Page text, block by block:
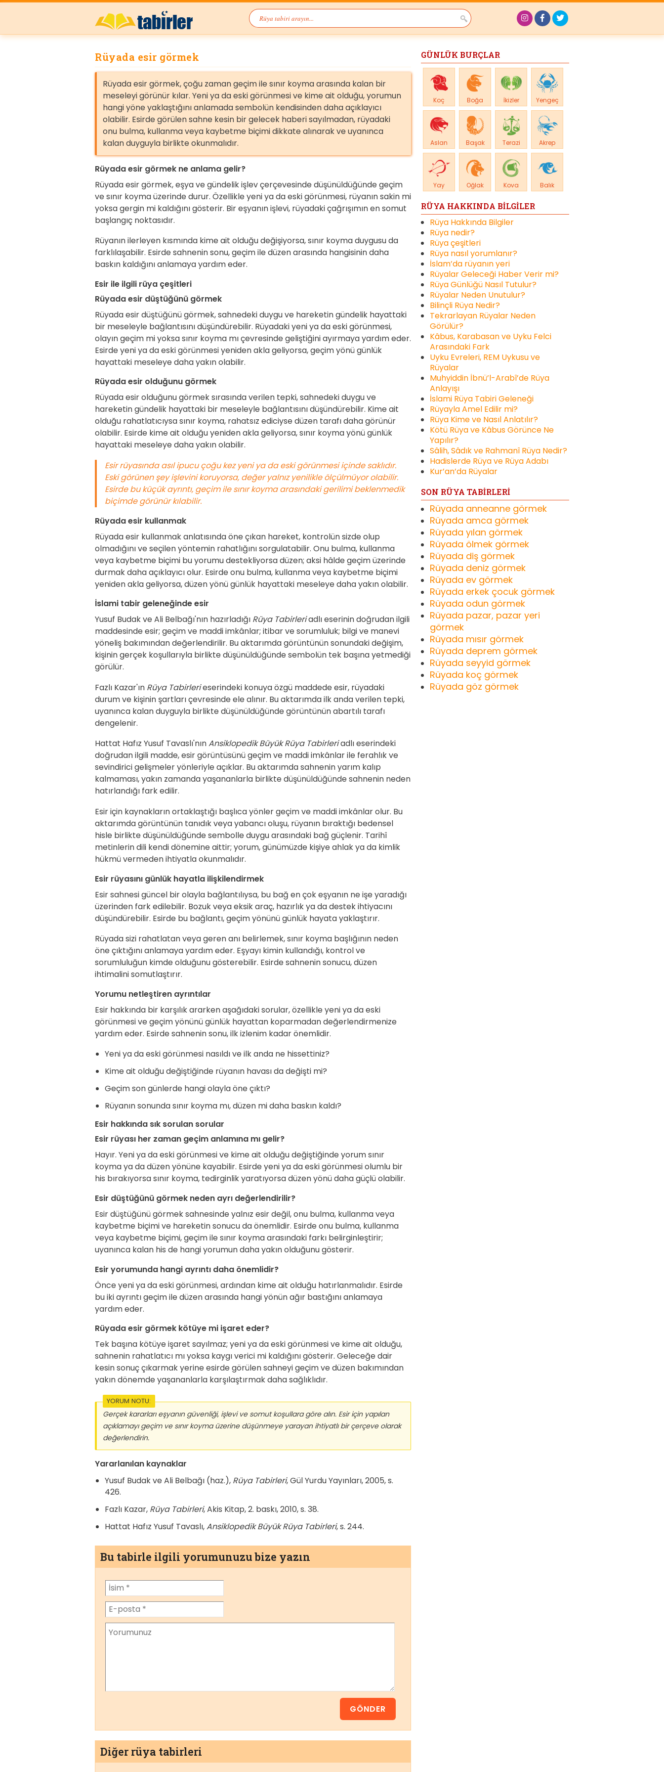
Rüyada esir görmek
Rüyada esir görmek, çoğu zaman geçim ile sınır koyma arasında kalan bir
meseleyi görünür kılar. Yeni ya da eski görünmesi ve kime ait olduğu, yorumun
hangi yöne yaklaştığını anlamada sembolün kendisinden daha açıklayıcı
olabilir. Esirde görülen sahne kesin bir gelecek haberi sayılmadan, rüyadaki
onu bulma, kullanma veya kaybetme biçimi dikkate alınarak ve uyanınca
kalan duyguyla birlikte okunmalıdır.
Rüyada esir görmek ne anlama gelir?
Rüyada esir görmek, eşya ve gündelik işlev çerçevesinde düşünüldüğünde geçim
ve sınır koyma üzerinde durur. Özellikle yeni ya da eski görünmesi, rüyanın sakin mi
yoksa gergin mi kaldığını gösterir. Bir eşyanın işlevi, rüyadaki çağrışımın en somut
başlangıç noktasıdır.
Rüyanın ilerleyen kısmında kime ait olduğu değişiyorsa, sınır koyma duygusu da
farklılaşabilir. Esirde sahnenin sonu, geçim ile düzen arasında hangisinin daha
baskın kaldığını anlamaya yardım eder.
Esir ile ilgili rüya çeşitleri
Rüyada esir düştüğünü görmek
Rüyada esir düştüğünü görmek, sahnedeki duygu ve hareketin gündelik hayattaki
bir meseleyle bağlantısını düşündürebilir. Rüyadaki yeni ya da eski görünmesi,
olayın geçim mi yoksa sınır koyma mı çevresinde geliştiğini ayırmaya yardım eder.
Esirde yeni ya da eski görünmesi yeniden akla geliyorsa, geçim yönü günlük
hayattaki meseleye daha yakın olabilir.
Rüyada esir olduğunu görmek
Rüyada esir olduğunu görmek sırasında verilen tepki, sahnedeki duygu ve
hareketin gündelik hayattaki bir meseleyle bağlantısını düşündürebilir. Kime ait
olduğu rahatlatıcıysa sınır koyma, rahatsız ediciyse düzen tarafı daha görünür
olabilir. Esirde kime ait olduğu yeniden akla geliyorsa, sınır koyma yönü günlük
hayattaki meseleye daha yakın olabilir.
Esir rüyasında asıl ipucu çoğu kez yeni ya da eski görünmesi içinde saklıdır.
Eski görünen şey işlevini koruyorsa, değer yalnız yenilikle ölçülmüyor olabilir.
Esirde bu küçük ayrıntı, geçim ile sınır koyma arasındaki gerilimi beklenmedik
biçimde görünür kılabilir.
Rüyada esir kullanmak
Rüyada esir kullanmak anlatısında öne çıkan hareket, kontrolün sizde olup
olmadığını ve seçilen yöntemin rahatlığını sorgulatabilir. Onu bulma, kullanma
veya kaybetme biçimi bu yorumu destekliyorsa düzen; aksi hâlde geçim üzerinde
durmak daha açıklayıcı olur. Esirde onu bulma, kullanma veya kaybetme biçimi
yeniden akla geliyorsa, düzen yönü günlük hayattaki meseleye daha yakın olabilir.
İslami tabir geleneğinde esir
Yusuf Budak ve Ali Belbağı'nın hazırladığı Rüya Tabirleriadlı eserinin doğrudan ilgili
maddesinde esir; geçim ve maddi imkânlar; itibar ve sorumluluk; bilgi ve manevi
yöneliş bakımından değerlendirilir. Bu aktarımda görüntünün sonundaki değişim,
kişinin gerçek koşullarıyla birlikte düşünüldüğünde sembolün tek başına yetmediği
görülür.
Fazlı Kazar'ın Rüya Tabirlerieserindeki konuya özgü maddede esir, rüyadaki
durum ve kişinin şartları çevresinde ele alınır. Bu aktarımda ilk anda verilen tepki,
uyanınca kalan duyguyla birlikte düşünüldüğünde görüntünün abartılı tarafı
dengelenir.
Hattat Hafız Yusuf Tavaslı'nınAnsiklopedik Büyük Rüya Tabirleriadlı eserindeki
doğrudan ilgili madde, esir görüntüsünü geçim ve maddi imkânlar ile ferahlık ve
sevindirici gelişmeler yönleriyle açıklar. Bu aktarımda sahnenin yarım kalıp
kalmaması, yakın zamanda yaşananlarla birlikte düşünüldüğünde sahnenin neden
hatırlandığı fark edilir.
Esir için kaynakların ortaklaştığı başlıca yönler geçim ve maddi imkânlar olur. Bu
aktarımda görüntünün tanıdık veya yabancı oluşu, rüyanın bıraktığı bedensel
hisle birlikte düşünüldüğünde sembolle duygu arasındaki bağ güçlenir. Tarihî
metinlerin dili kendi dönemine aittir; yorum, günümüzde kişiye ahlak ya da kimlik
hükmü vermeden ihtiyatla okunmalıdır.
Esir rüyasını günlük hayatla ilişkilendirmek
Esir sahnesi güncel bir olayla bağlantılıysa, bu bağ en çok eşyanın ne işe yaradığı
üzerinden fark edilebilir. Bozuk veya eksik araç, hazırlık ya da destek ihtiyacını
düşündürebilir. Esirde bu bağlantı, geçim yönünü günlük hayata yaklaştırır.
Rüyada sizi rahatlatan veya geren anı belirlemek, sınır koyma başlığının neden
öne çıktığını anlamaya yardım eder. Eşyayı kimin kullandığı, kontrol ve
sorumluluğun kimde olduğunu gösterebilir. Esirde sahnenin sonucu, düzen
ihtimalini somutlaştırır.
Yorumu netleştiren ayrıntılar
Esir hakkında bir karşılık ararken aşağıdaki sorular, özellikle yeni ya da eski
görünmesi ve geçim yönünü günlük hayattan koparmadan değerlendirmenize
yardım eder. Esirde sahnenin sonu, ilk izlenim kadar önemlidir.
Yeni ya da eski görünmesi nasıldı ve ilk anda ne hissettiniz?
Kime ait olduğu değiştiğinde rüyanın havası da değişti mi?
Geçim son günlerde hangi olayla öne çıktı?
Rüyanın sonunda sınır koyma mı, düzen mi daha baskın kaldı?
Esir hakkında sık sorulan sorular
Esir rüyası her zaman geçim anlamına mı gelir?
Hayır. Yeni ya da eski görünmesi ve kime ait olduğu değiştiğinde yorum sınır
koyma ya da düzen yönüne kayabilir. Esirde yeni ya da eski görünmesi olumlu bir
his bırakıyorsa sınır koyma, tedirginlik yaratıyorsa düzen yönü daha güçlü olabilir.
Esir düştüğünü görmek neden ayrı değerlendirilir?
Esir düştüğünü görmek sahnesinde yalnız esir değil, onu bulma, kullanma veya
kaybetme biçimi ve hareketin sonucu da önemlidir. Esirde onu bulma, kullanma
veya kaybetme biçimi, geçim ile sınır koyma arasındaki farkı belirginleştirir;
uyanınca kalan his de hangi yorumun daha yakın olduğunu gösterir.
Esir yorumunda hangi ayrıntı daha önemlidir?
Önce yeni ya da eski görünmesi, ardından kime ait olduğu hatırlanmalıdır. Esirde
bu iki ayrıntı geçim ile düzen arasında hangi yönün ağır bastığını anlamaya
yardım eder.
Rüyada esir görmek kötüye mi işaret eder?
Tek başına kötüye işaret sayılmaz; yeni ya da eski görünmesi ve kime ait olduğu,
sahnenin rahatlatıcı mı yoksa kaygı verici mi kaldığını gösterir. Geleceğe dair
kesin sonuç çıkarmak yerine esirde görülen sahneyi geçim ve düzen bakımından
yakın dönemde yaşananlarla karşılaştırmak daha sağlıklıdır.
YORUM NOTU:
Gerçek kararları eşyanın güvenliği, işlevi ve somut koşullara göre alın. Esir için yapılan
açıklamayı geçim ve sınır koyma üzerine düşünmeye yarayan ihtiyatlı bir çerçeve olarak
değerlendirin.
Yararlanılan kaynaklar
Yusuf Budak ve Ali Belbağı (haz.), Rüya Tabirleri, Gül Yurdu Yayınları, 2005, s.
426.
Fazlı Kazar, Rüya Tabirleri, Akis Kitap, 2. baskı, 2010, s. 38.
Hattat Hafız Yusuf Tavaslı,Ansiklopedik Büyük Rüya Tabirleri, s. 244.
Bu tabirle ilgili yorumunuzu bize yazın
Diğer rüya tabirleri
GÜNLÜK BURÇLAR
Koç Boğa İkizler Yengeç
Aslan Başak Terazi Akrep
Yay Oğlak Kova Balık
RÜYA HAKKINDA BİLGİLER
Rüya Hakkında Bilgiler
Rüya nedir?
Rüya çeşitleri
Rüya nasıl yorumlanır?
İslam’da rüyanın yeri
Rüyalar Geleceği Haber Verir mi?
Rüya Günlüğü Nasıl Tutulur?
Rüyalar Neden Unutulur?
Bilinçli Rüya Nedir?
Tekrarlayan Rüyalar Neden
Görülür?
Kâbus, Karabasan ve Uyku Felci
Arasındaki Fark
Uyku Evreleri, REM Uykusu ve
Rüyalar
Muhyiddin İbnü’l-Arabî’de Rüya
Anlayışı
İslami Rüya Tabiri Geleneği
Rüyayla Amel Edilir mi?
Rüya Kime ve Nasıl Anlatılır?
Kötü Rüya ve Kâbus Görünce Ne
Yapılır?
Sâlih, Sâdık ve Rahmanî Rüya Nedir?
Hadislerde Rüya ve Rüya Adabı
Kur’an’da Rüyalar
SON RÜYA TABİRLERİ
Rüyada anneanne görmek
Rüyada amca görmek
Rüyada yılan görmek
Rüyada ölmek görmek
Rüyada diş görmek
Rüyada deniz görmek
Rüyada ev görmek
Rüyada erkek çocuk görmek
Rüyada odun görmek
Rüyada pazar, pazar yeri
görmek
Rüyada mısır görmek
Rüyada deprem görmek
Rüyada seyyid görmek
Rüyada koç görmek
Rüyada göz görmek